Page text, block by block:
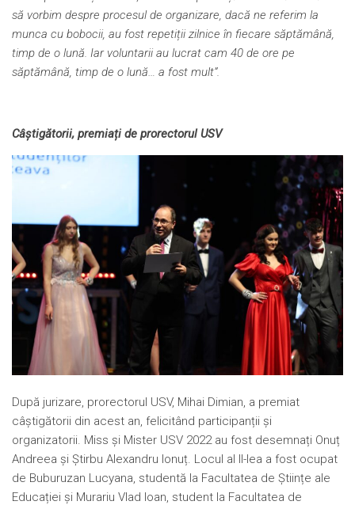
să vorbim despre procesul de organizare, dacă ne referim la
munca cu bobocii, au fost repetiții zilnice în fiecare săptămână,
timp de o lună. Iar voluntarii au lucrat cam 40 de ore pe
săptămână, timp de o lună… a fost mult”.
Câștigătorii, premiați de prorectorul USV
După jurizare, prorectorul USV, Mihai Dimian, a premiat
câștigătorii din acest an, felicitând participanții și
organizatorii. Miss și Mister USV 2022 au fost desemnați Onuț
Andreea și Știrbu Alexandru Ionuț. Locul al II-lea a fost ocupat
de Buburuzan Lucyana, studentă la Facultatea de Științe ale
Educației și Murariu Vlad Ioan, student la Facultatea de